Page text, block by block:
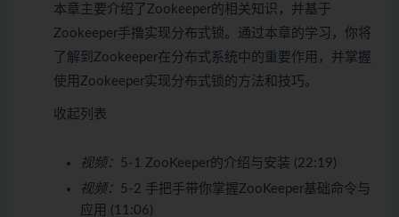
本章主要介绍了Zookeeper的相关知识，并基于
Zookeeper手撸实现分布式锁。通过本章的学习，你将
了解到Zookeeper在分布式系统中的重要作用，并掌握
使用Zookeeper实现分布式锁的方法和技巧。
收起列表
视频： 5-1 ZooKeeper的介绍与安装 (22:19)
视频： 5-2 手把手带你掌握ZooKeeper基础命令与
应用 (11:06)